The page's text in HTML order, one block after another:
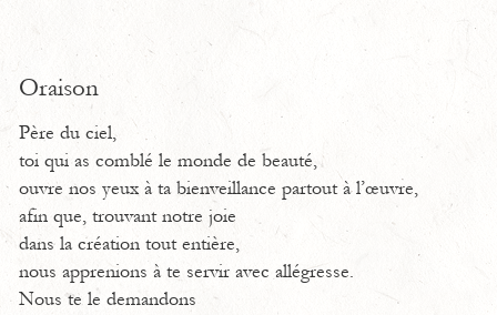
Oraison
Père du ciel,
toi qui as comblé le monde de beauté,
ouvre nos yeux à ta bienveillance partout à l’œuvre,
afin que, trouvant notre joie
dans la création tout entière,
nous apprenions à te servir avec allégresse.
Nous te le demandons